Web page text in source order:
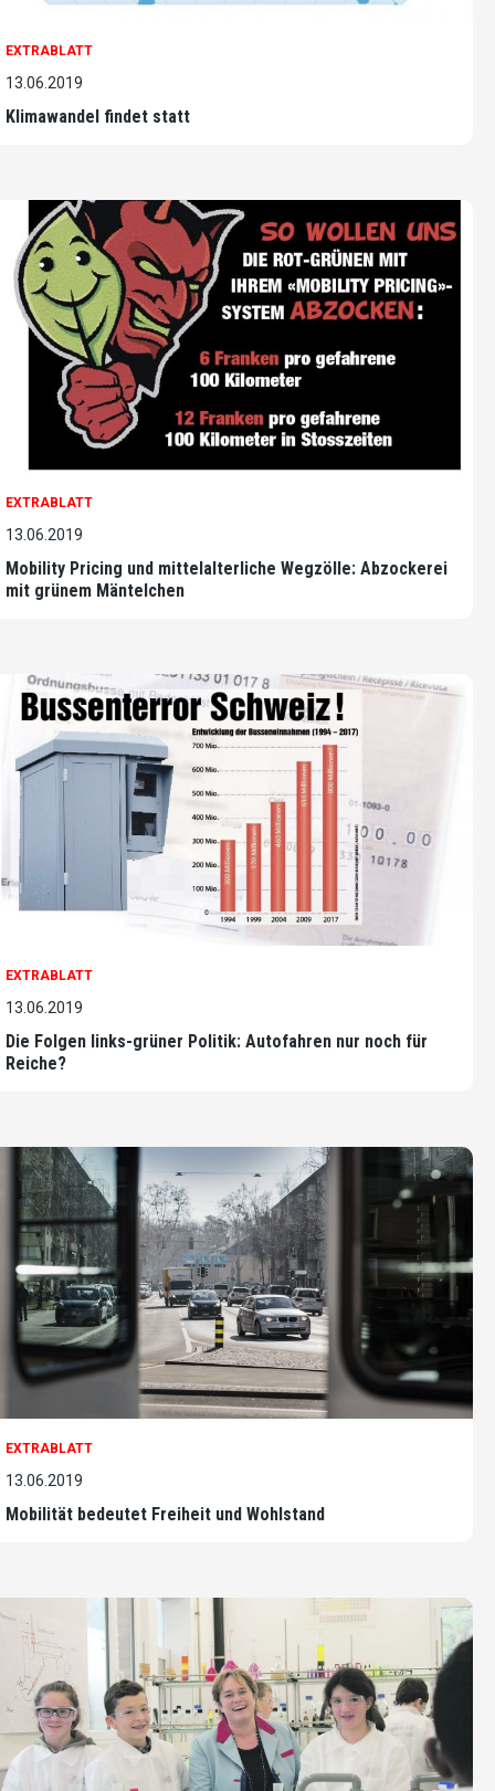
EXTRABLATT
13.06.2019
Klimawandel findet statt
EXTRABLATT
13.06.2019
Mobility Pricing und mittelalterliche Wegzölle: Abzockerei
mit grünem Mäntelchen
EXTRABLATT
13.06.2019
Die Folgen links-grüner Politik: Autofahren nur noch für
Reiche?
EXTRABLATT
13.06.2019
Mobilität bedeutet Freiheit und Wohlstand